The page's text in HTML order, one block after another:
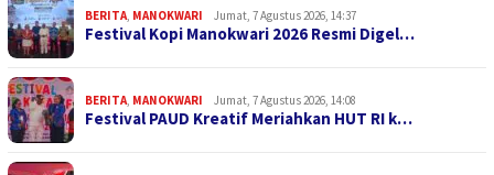
BERITA MANOKWARI Jumat, 7 Agustus 2026, 14:37
Festival Kopi Manokwari 2026 Resmi Digel…
BERITA MANOKWARI Jumat, 7 Agustus 2026, 14:08
Festival PAUD Kreatif Meriahkan HUT RI k…